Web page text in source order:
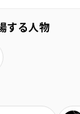
する人物